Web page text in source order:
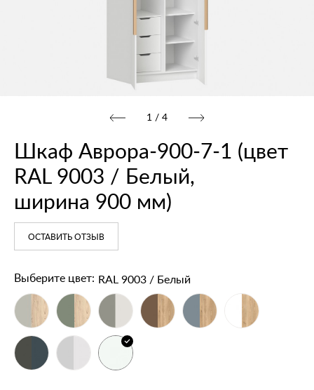
1 / 4
Шкаф Аврора‑900‑7‑1 (цвет
RAL 9003 / Белый,
ширина 900 мм)
ОСТАВИТЬ ОТЗЫВ
Выберите цвет: RAL 9003 / Белый